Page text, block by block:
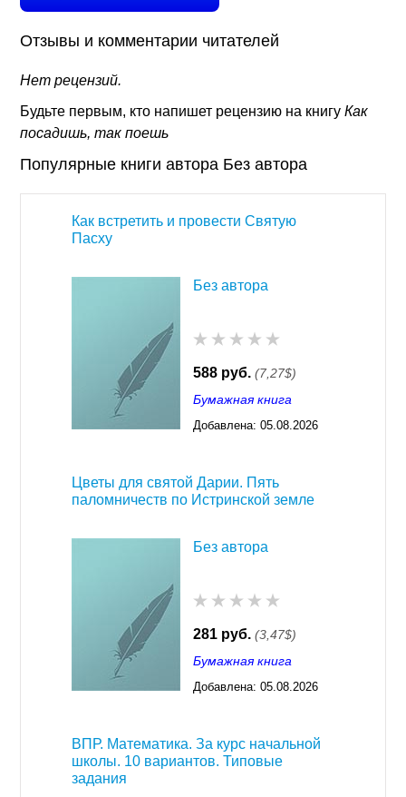
Отзывы и комментарии читателей
Нет рецензий.
Будьте первым, кто напишет рецензию на книгуКак
посадишь, так поешь
Популярные книги автора Без автора
Как встретить и провести Святую
Пасху
Без автора
588 руб. (7,27$)
Бумажная книга
Добавлена: 05.08.2026
Цветы для святой Дарии. Пять
паломничеств по Истринской земле
Без автора
281 руб. (3,47$)
Бумажная книга
Добавлена: 05.08.2026
ВПР. Математика. За курс начальной
школы. 10 вариантов. Типовые
задания